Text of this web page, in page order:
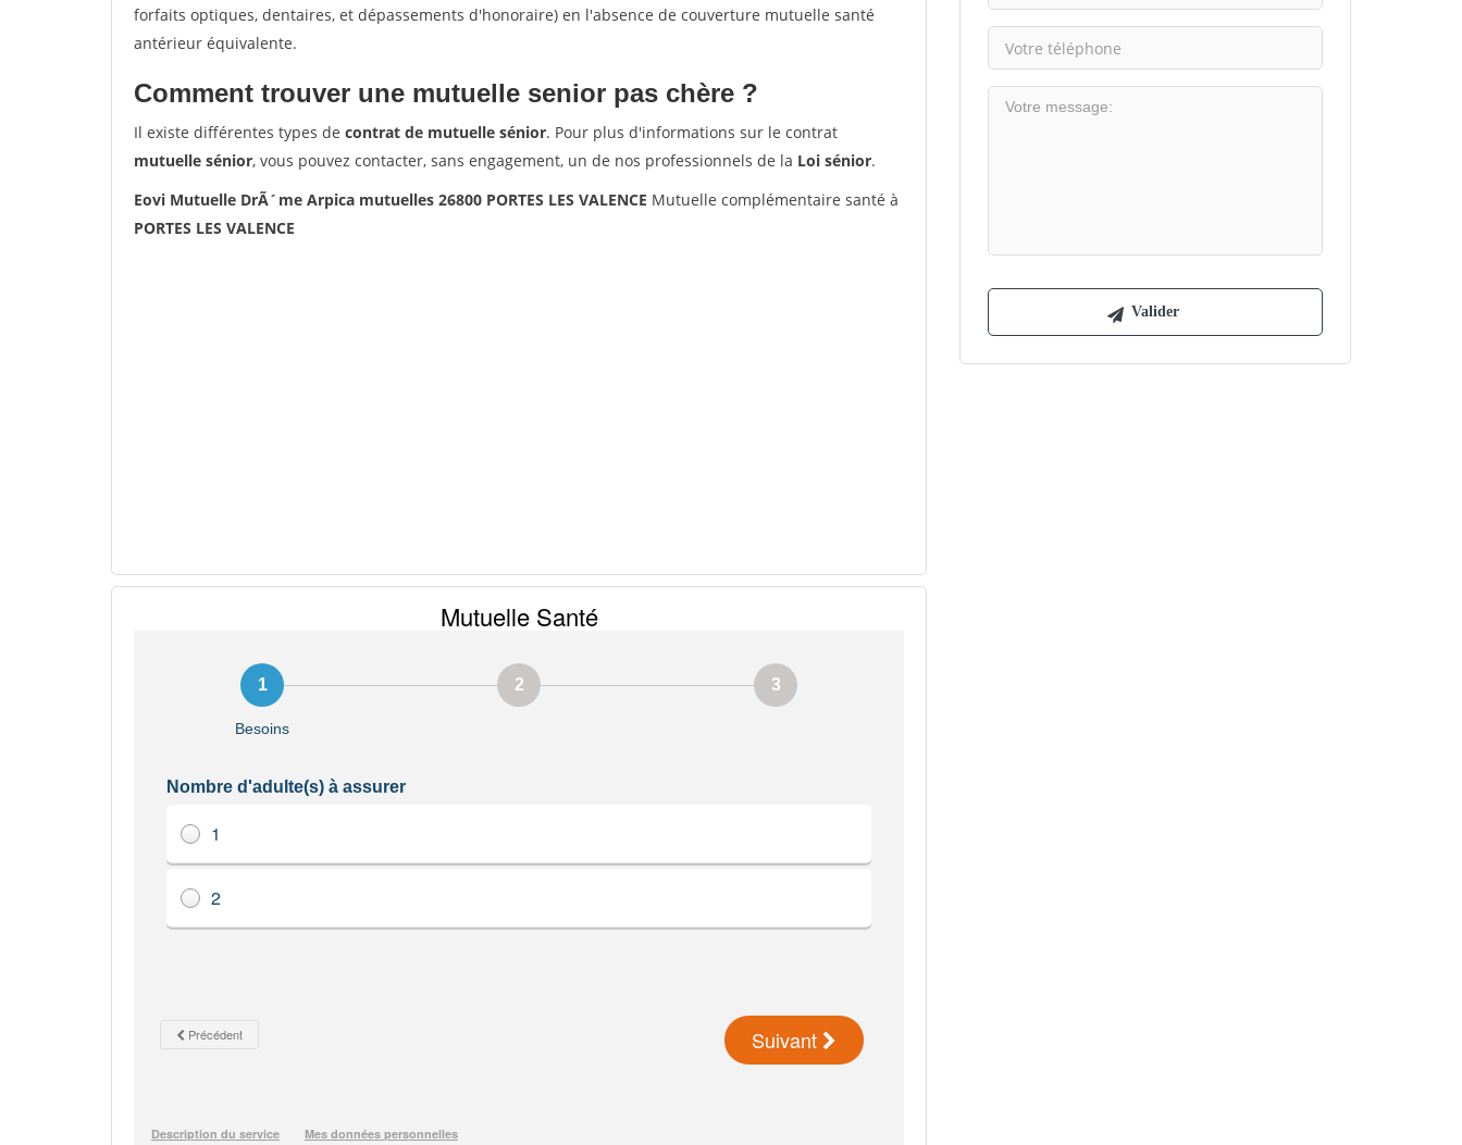
forfaits optiques, dentaires, et dépassements d'honoraire) en l'absence de couverture mutuelle santé
antérieur équivalente.
Comment trouver une mutuelle senior pas chère ?
Il existe différentes types de contrat de mutuelle sénior. Pour plus d'informations sur le contrat
mutuelle sénior, vous pouvez contacter, sans engagement, un de nos professionnels de la Loi sénior.
Eovi Mutuelle DrÃ´me Arpica mutuelles 26800 PORTES LES VALENCE Mutuelle complémentaire santé à
PORTES LES VALENCE